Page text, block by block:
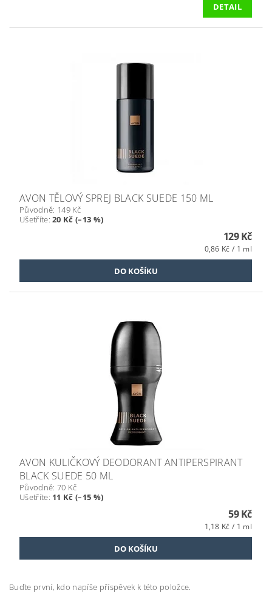
DETAIL
AVON TĚLOVÝ SPREJ BLACK SUEDE 150 ML
Původně: 149 Kč
Ušetříte:20 Kč (–13 %)
129 Kč
0,86 Kč / 1 ml
AVON KULIČKOVÝ DEODORANT ANTIPERSPIRANT
BLACK SUEDE 50 ML
Původně: 70 Kč
Ušetříte: 11 Kč (–15 %)
59 Kč
1,18 Kč / 1 ml
Buďte první, kdo napíše příspěvek k této položce.